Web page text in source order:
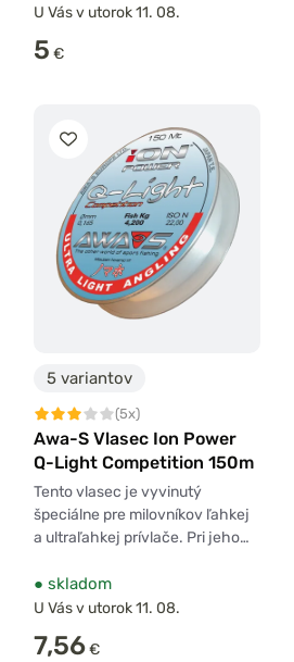
U Vás v utorok 11. 08.
5 €
5 variantov
(5x)
Awa-S Vlasec Ion Power
Q-Light Competition 150m
Tento vlasec je vyvinutý
špeciálne pre milovníkov ľahkej
a ultraľahkej prívlače. Pri jeho…
● skladom
U Vás v utorok 11. 08.
7,56€